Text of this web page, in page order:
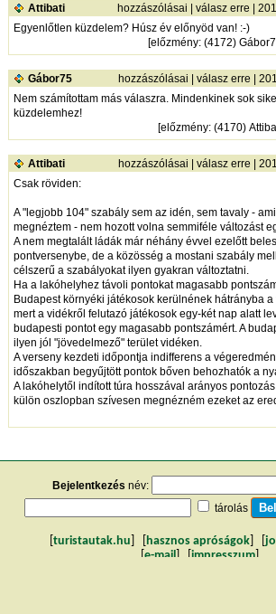
Attibati hozzászólásai | válasz erre |
Egyenlőtlen küzdelem? Húsz év előnyöd van! :-)
[előzmény: (4172)
Gábor75 hozzászólásai | válasz erre |
Nem számítottam más válaszra. Mindenkinek sok
küzdelemhez!
[előzmény: (4170)
Attibati hozzászólásai | válasz erre |
Csak röviden:
A "legjobb 104" szabály sem az idén, sem tavaly -
megnéztem - nem hozott volna semmiféle változást
A nem megtalált ládák már néhány évvel ezelőtt
pontversenybe, de a közösség a mostani szabály
célszerű a szabályokat ilyen gyakran változtatni.
Ha a lakóhelyhez távoli pontokat magasabb
Budapest környéki játékosok kerülnének hátrányba a
mert a vidékről felutazó játékosok egy-két nap alatt
budapesti pontot egy magasabb pontszámért. A
ilyen jól "jövedelmező" terület vidéken.
A verseny kezdeti időpontja indifferens a
időszakban begyűjtött pontok bőven behozhatók a
A lakóhelytől indított túra hosszával arányos
külön oszlopban szívesen megnézném ezeket az
Bejelentkezés név:
tárolás
turistautak.hu hasznos apróságok
[e-mail] [impresszum]